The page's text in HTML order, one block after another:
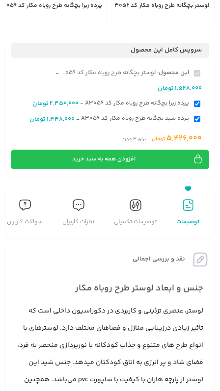
لوستر بچگانه طرح روباه مکار کد A3056 پرده زبرا بچگانه طرح روباه مکار کد A3056
سرویس کامل این محصول
این محصول: لوستر بچگانه طرح روباه مکار کد A3056 -
1,528,000تومان
پرده زبرا بچگانه طرح روباه مکار کد A3056 -
2,450,000تومان
پرده شید بچگانه طرح روباه مکار کد A3056 -
1,448,000تومان
5,426,000 تومان برای3مورد
افزودن همه به سبد خرید
توضیحات توضیحات تکمیلی نظرات کاربران سوالات کاربران
نقد و بررسی اجمالی
جنس و ابعاد لوستر طرح روباه مکار
لوستر، عنصری تزئینی و کاربردی در دکوراسیون داخلی است که
تاثیر زیادی درزیبایی منازل و فضاهای مختلف دارد. لوسترهای با
انواع طرح های متنوع و جذاب کودکانه با نورپردازی منحصر به فرد،
فضای شاد و پر انرژی به اتاق کودکتان میدهد. جنس شید این
لوستر از پارچه هازان با کیفیت با ساپورت pvc می‌باشد. همچنین